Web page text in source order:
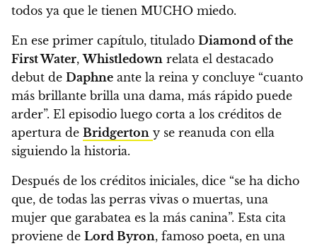
todos ya que le tienen MUCHO miedo.
En ese primer capítulo, titulado Diamond of the
First Water,Whistledown relata el destacado
debut de Daphne ante la reina y concluye “cuanto
más brillante brilla una dama, más rápido puede
arder”. El episodio luego corta a los créditos de
apertura de Bridgerton y se reanuda con ella
siguiendo la historia.
Después de los créditos iniciales, dice “se ha dicho
que, de todas las perras vivas o muertas, una
mujer que garabatea es la más canina”. Esta cita
proviene de Lord Byron, famoso poeta, en una